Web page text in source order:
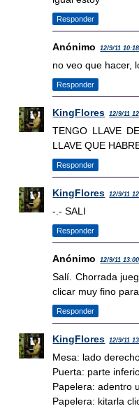
Responder
Anónimo 12/9/11 10:18
no veo que hacer,
Responder
KingFlores 12/9/11
TENGO LLAVE
LLAVE QUE
Responder
KingFlores 12/9/11
-.- SALI
Responder
Anónimo 12/9/11 13:00
Salí. Chorrada
clicar muy fino
Responder
KingFlores 12/9/11
Mesa: lado
Puerta: parte
Papelera: adentro
Papelera: kitarla